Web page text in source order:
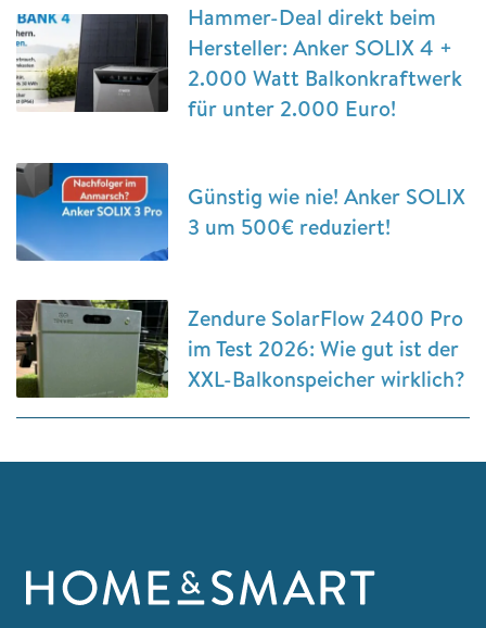
Hammer-Deal direkt beim
Hersteller: Anker SOLIX 4 +
2.000 Watt Balkonkraftwerk
für unter 2.000 Euro!
Günstig wie nie! Anker SOLIX
3 um 500€ reduziert!
Zendure SolarFlow 2400 Pro
im Test 2026: Wie gut ist der
XXL-Balkonspeicher wirklich?